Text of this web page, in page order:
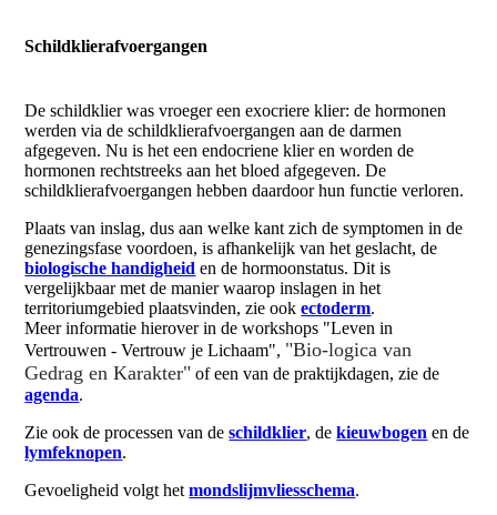
Schildklierafvoergangen
De schildklier was vroeger een exocriere klier: de hormonen
werden via de schildklierafvoergangen aan de darmen
afgegeven. Nu is het een endocriene klier en worden de
hormonen rechtstreeks aan het bloed afgegeven. De
schildklierafvoergangen hebben daardoor hun functie verloren.
Plaats van inslag, dus aan welke kant zich de symptomen in de
genezingsfase voordoen, is afhankelijk van het geslacht, de
biologische handigheid en de hormoonstatus. Dit is
vergelijkbaar met de manier waarop inslagen in het
territoriumgebied plaatsvinden, zie ookectoderm.
Meer informatie hierover in de workshops "Leven in
Vertrouwen - Vertrouw je Lichaam", "Bio-logica van
Gedrag en Karakter" of een van de praktijkdagen, zie de
agenda.
Zie ook de processen van deschildklier, dekieuwbogen en de
lymfeknopen.
Gevoeligheid volgt hetmondslijmvliesschema.